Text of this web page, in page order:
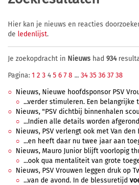
Hier kan je nieuws en reacties
de ledenlijst.
Je zoekopdracht in Nieuws had 934
Pagina: 1 2 3 4 5 6 7 8 ... 34 35 36 37 38
Nieuws, Nieuwe hoofdsponsor PSV
...verder stimuleren. Een belangrijke
Nieuws, "PSV dichtbij binnenhalen
...Indien alle details worden
Nieuws, PSV verlengt ook met Van den
...en heeft daar nu twee jaar aan
Nieuws, Mauro Junior blijft voorlopig
...ook qua mentaliteit van grote
Nieuws, PSV Vrouwen leggen druk op
...van de avond. In de blessuretijd